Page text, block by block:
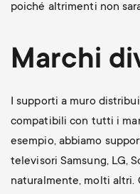
poiché altrimenti non
Marchi
I supporti a muro
compatibili con tutti i
esempio, abbiamo
televisori Samsung, LG,
naturalmente, molti